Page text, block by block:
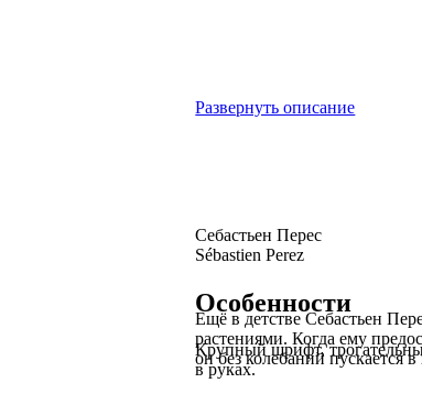
Особенности
Крупный шрифт,
в руках.
Развернуть описание
Себастьен Перес
Sébastien Perez
Ещё в детстве Себастьен
растениями. Когда ему
он без колебаний пускается в